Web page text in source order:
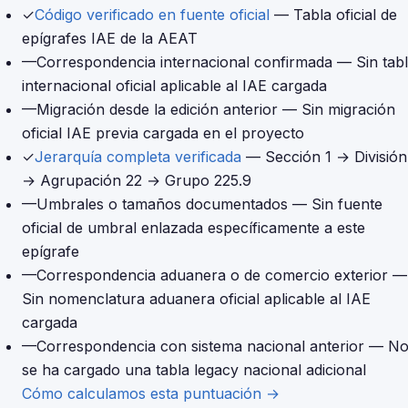
✓Código verificado en fuente oficial — Tabla oficial de
epígrafes IAE de la AEAT
—Correspondencia internacional confirmada — Sin
internacional oficial aplicable al IAE cargada
—Migración desde la edición anterior — Sin migración
oficial IAE previa cargada en el proyecto
✓Jerarquía completa verificada — Sección 1 →
→ Agrupación 22 → Grupo 225.9
—Umbrales o tamaños documentados — Sin fuente
oficial de umbral enlazada específicamente a este
epígrafe
—Correspondencia aduanera o de comercio exterior —
Sin nomenclatura aduanera oficial aplicable al IAE
cargada
—Correspondencia con sistema nacional anterior — No
se ha cargado una tabla legacy nacional adicional
Cómo calculamos esta puntuación →